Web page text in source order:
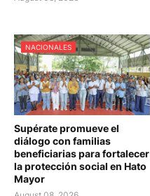
NACIONALES
Supérate promueve el
diálogo con familias
beneficiarias para fortalecer
la protección social en Hato
Mayor